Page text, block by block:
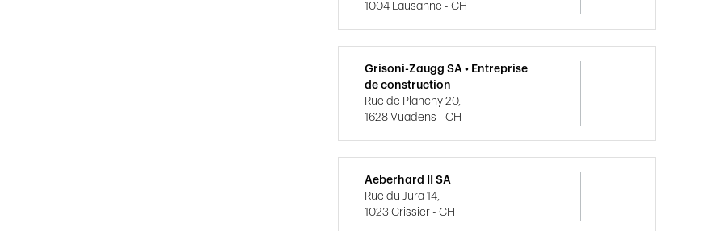
1004 Lausanne - CH
Grisoni-Zaugg SA • Entreprise
de construction
Rue de Planchy 20,
1628 Vuadens - CH
Aeberhard II SA
Rue du Jura 14,
1023 Crissier - CH